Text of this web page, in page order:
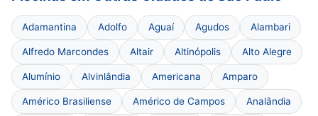
Adamantina Adolfo Aguaí Agudos Alambari
Alfredo Marcondes Altair Altinópolis Alto Alegre
Alumínio Alvinlândia Americana Amparo
Américo Brasiliense Américo de Campos Analândia